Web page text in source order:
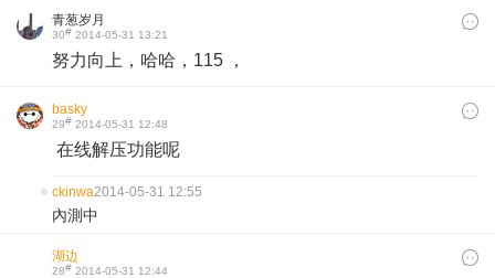
青葱岁月
30# 2014-05-31 13:21
努力向上，哈哈，115 ，
basky
29# 2014-05-31 12:48
在线解压功能呢
ckinwa2014-05-31 12:55
內測中
湖边
28# 2014-05-31 12:44